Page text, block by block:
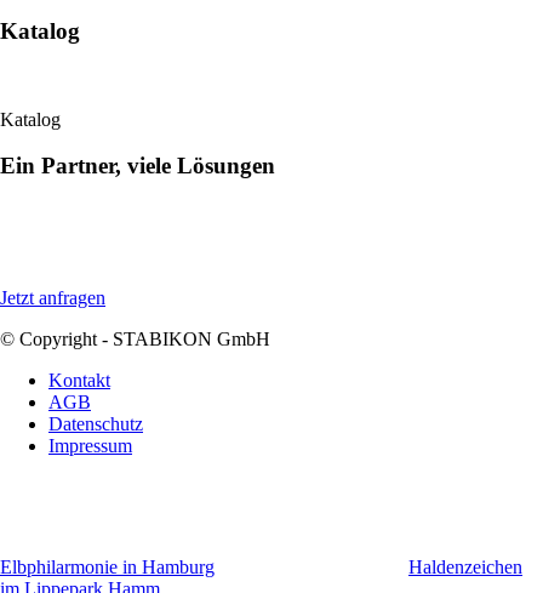
Katalog
Katalog
Ein Partner, viele Lösungen
Jetzt anfragen
© Copyright - STABIKON GmbH
Kontakt
AGB
Datenschutz
Impressum
Elbphilarmonie in Hamburg
Haldenzeichen
im Lippepark Hamm